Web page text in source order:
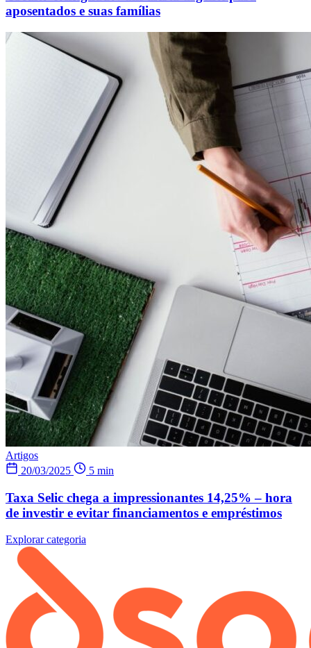
aposentados e suas famílias
Artigos
20/03/2025
5 min
Taxa Selic chega a impressionantes 14,25% – hora
de investir e evitar financiamentos e empréstimos
Explorar categoria